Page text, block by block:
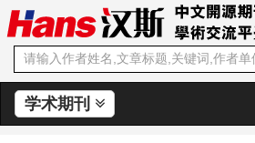
学术期刊